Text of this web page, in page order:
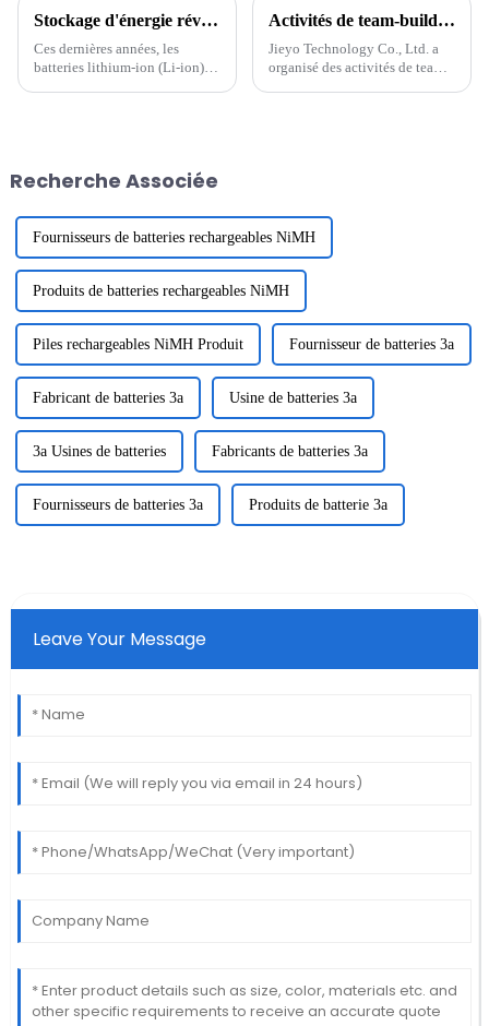
Stockage d'énergie révolutionnaire : l'avenir des batteries lithium-ion
Ces dernières années, les
batteries lithium-ion (Li-ion)
en batteries efficaces et
Activités de team-building de Jieyo Technology Co., Ltd.
Jieyo Technology Co., Ltd. a
organisé des activités de team-
Recherche Associée
Fournisseurs de batteries rechargeables NiMH
Produits de batteries rechargeables NiMH
Piles rechargeables NiMH Produit Fournisseur de batteries 3a
Fabricant de batteries 3a Usine de batteries 3a
3a Usines de batteries Fabricants de batteries 3a
Fournisseurs de batteries 3a Produits de batterie 3a
Leave Your Message